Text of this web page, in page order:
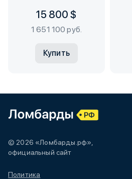
15 800 $
1 651 100 руб.
Купить
© 2026 «Ломбарды.рф»,
официальный сайт
Политика